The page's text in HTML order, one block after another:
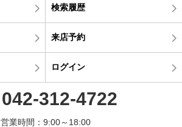
検索履歴
来店予約
ログイン
042-312-4722
営業時間：9:00～18:00